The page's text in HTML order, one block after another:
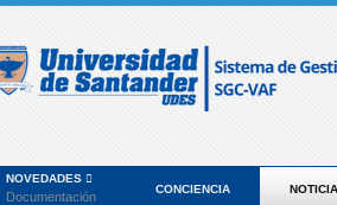
NOVEDADES
Documentación
CONCIENCIA